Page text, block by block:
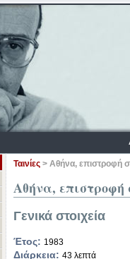
Ταινίες > Αθήνα, επιστροφή
Αθήνα, επιστροφή
Γενικά στοιχεία
Έτος: 1983
Διάρκεια: 43 λεπτά